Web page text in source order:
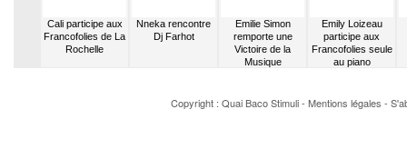
Cali participe aux
Francofolies de La
Rochelle
Nneka rencontre
Dj Farhot
Emilie Simon
remporte une
Victoire de la
Musique
Emily Loizeau
participe aux
Francofolies seule
au piano
Copyright : Quai BacoStimuli- Mentions légales -